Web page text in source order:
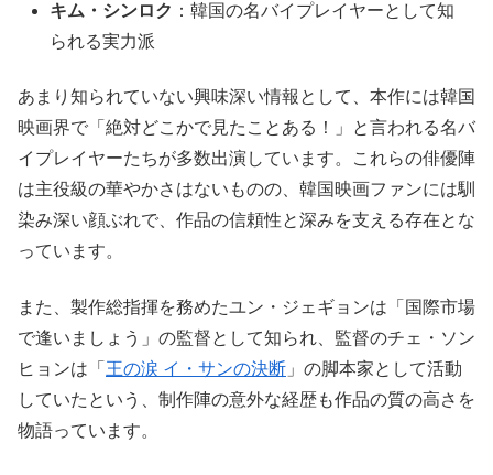
キム・シンロク ：韓国の名バイプレイヤーとして知
られる実力派
あまり知られていない興味深い情報として、本作には韓国
映画界で「絶対どこかで見たことある！」と言われる名バ
イプレイヤーたちが多数出演しています。これらの俳優陣
は主役級の華やかさはないものの、韓国映画ファンには馴
染み深い顔ぶれで、作品の信頼性と深みを支える存在とな
っています。
また、製作総指揮を務めたユン・ジェギョンは「国際市場
で逢いましょう」の監督として知られ、監督のチェ・ソン
ヒョンは「 王の涙 イ・サンの決断 」の脚本家として活動
していたという、制作陣の意外な経歴も作品の質の高さを
物語っています。